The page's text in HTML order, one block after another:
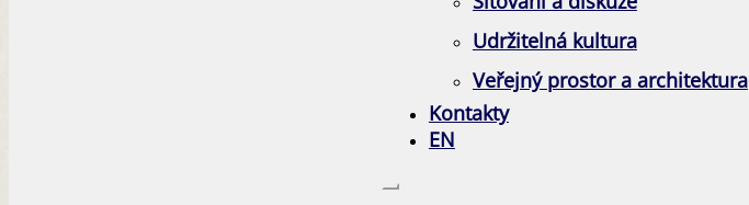
Udržitelná kultura
Veřejný prostor a architektura
Kontakty
EN